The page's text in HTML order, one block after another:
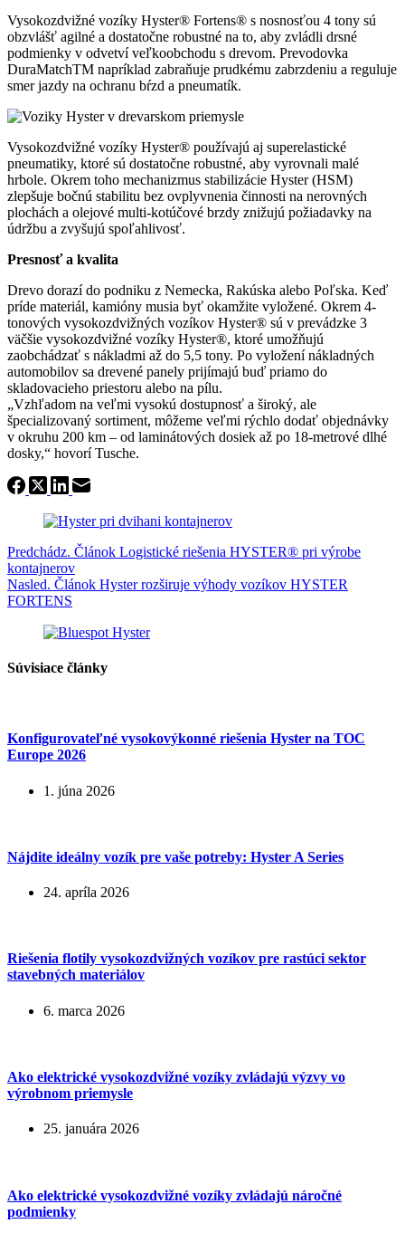
Vysokozdvižné vozíky Hyster® Fortens® s nosnosťou 4 tony sú
obzvlášť agilné a dostatočne robustné na to, aby zvládli drsné
podmienky v odvetví veľkoobchodu s drevom. Prevodovka
DuraMatchTM napríklad zabraňuje prudkému zabrzdeniu a reguluje
smer jazdy na ochranu bŕzd a pneumatík.
Vysokozdvižné vozíky Hyster® používajú aj superelastické
pneumatiky, ktoré sú dostatočne robustné, aby vyrovnali malé
hrbole. Okrem toho mechanizmus stabilizácie Hyster (HSM)
zlepšuje bočnú stabilitu bez ovplyvnenia činnosti na nerovných
plochách a olejové multi-kotúčové brzdy znižujú požiadavky na
údržbu a zvyšujú spoľahlivosť.
Presnosť a kvalita
Drevo dorazí do podniku z Nemecka, Rakúska alebo Poľska. Keď
príde materiál, kamióny musia byť okamžite vyložené. Okrem 4-
tonových vysokozdvižných vozíkov Hyster® sú v prevádzke 3
väčšie vysokozdvižné vozíky Hyster®, ktoré umožňujú
zaobchádzať s nákladmi až do 5,5 tony. Po vyložení nákladných
automobilov sa drevené panely prijímajú buď priamo do
skladovacieho priestoru alebo na pílu.
„Vzhľadom na veľmi vysokú dostupnosť a široký, ale
špecializovaný sortiment, môžeme veľmi rýchlo dodať objednávky
v okruhu 200 km – od laminátových dosiek až po 18-metrové dlhé
dosky,“ hovorí Tusche.
Predchádz. Článok Logistické riešenia HYSTER® pri výrobe
kontajnerov
Nasled. Článok Hyster rozširuje výhody vozíkov HYSTER
FORTENS
Súvisiace články
Konfigurovateľné vysokovýkonné riešenia Hyster na TOC
Europe 2026
1. júna 2026
Nájdite ideálny vozík pre vaše potreby: Hyster A Series
24. apríla 2026
Riešenia flotily vysokozdvižných vozíkov pre rastúci sektor
stavebných materiálov
6. marca 2026
Ako elektrické vysokozdvižné vozíky zvládajú výzvy vo
výrobnom priemysle
25. januára 2026
Ako elektrické vysokozdvižné vozíky zvládajú náročné
podmienky